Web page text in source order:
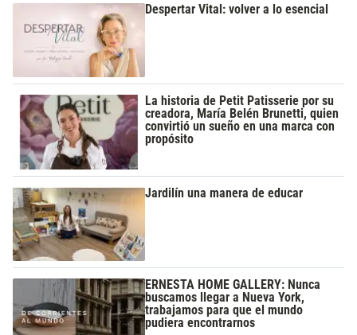
Despertar Vital: volver a lo esencial
La historia de Petit Patisserie por su
creadora, María Belén Brunetti, quien
convirtió un sueño en una marca con
propósito
Jardilín una manera de educar
ERNESTA HOME GALLERY: Nunca
buscamos llegar a Nueva York,
trabajamos para que el mundo
pudiera encontrarnos